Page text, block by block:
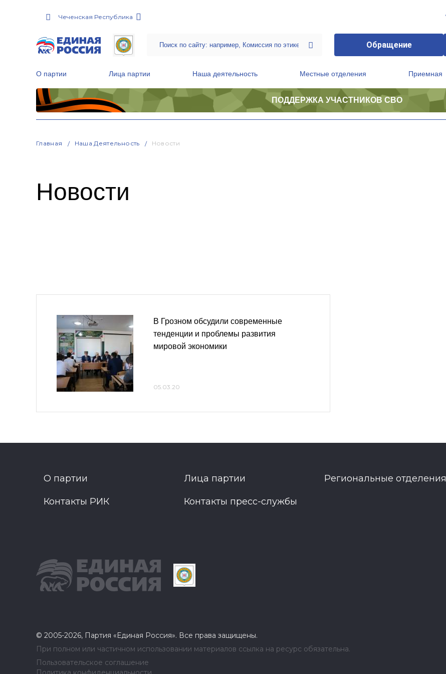
Чеченская Республика
Обращение
О партии Лица партии Наша деятельность Местные отделения Приемная
ПОДДЕРЖКА УЧАСТНИКОВ СВО
Главная Наша Деятельность Новости
Новости
В Грозном обсудили современные
тенденции и проблемы развития
мировой экономики
05.03.20
О партии Лица партии Региональные отделения
Контакты РИК Контакты пресс-службы
© 2005-2026, Партия «Единая Россия». Все права защищены.
При полном или частичном использовании материалов ссылка на ресурс обязательна.
Пользовательское соглашение